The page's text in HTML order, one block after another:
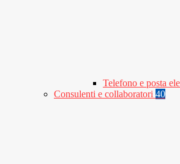
Telefono e posta
Consulenti e collaboratori 40